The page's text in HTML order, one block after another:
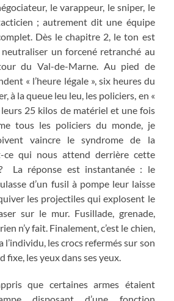
le varappeur, le sniper, le
; autrement dit une équipe
Dès le chapitre 2, le ton est
un forcené retranché au
du Val-de-Marne. Au pied de
« l’heure légale », six heures du
à la queue leu leu, les policiers, en «
25 kilos de matériel et une fois
tous les policiers du monde, je
vaincre le syndrome de la
ce qui nous attend derrière cette
La réponse est instantanée : le
d’un fusil à pompe leur laisse
les projectiles qui explosent le
sur le mur. Fusillade, grenade,
n’y fait. Finalement, c’est le chien,
les crocs refermés sur son
fixe, les yeux dans ses yeux.
que certaines armes étaient
disposant d’une fonction